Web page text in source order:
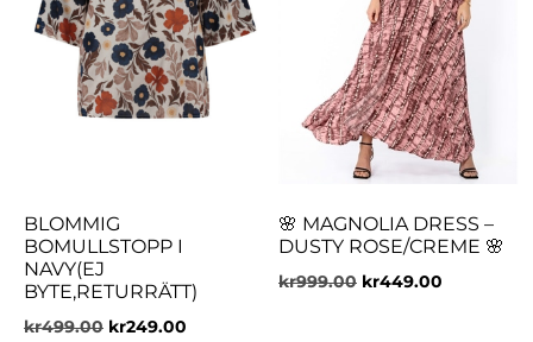
BLOMMIG
BOMULLSTOPP I
NAVY(EJ
BYTE,RETURRÄTT)
kr499.00 kr249.00
🌸 MAGNOLIA DRESS –
DUSTY ROSE/CREME 🌸
kr999.00 kr449.00